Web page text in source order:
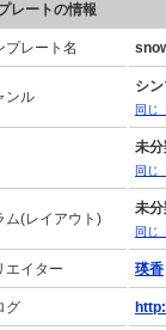
レートの情報
プレート名
ンル
シ
同じ
未
同じ
ム(レイアウト)
未
同じ
エイター 瑛香
グ